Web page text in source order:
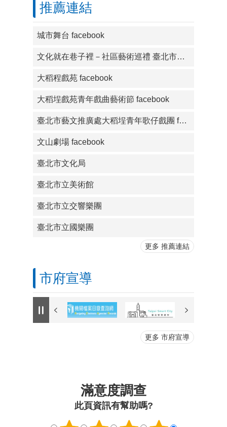
推薦連結
城市舞台 facebook
文化就在巷子裡－社區藝術巡禮 臺北市藝文推廣處主辦 facebook
大稻程戲苑 facebook
大稻埕戲苑青年戲曲藝術節 facebook
臺北市藝文推廣處大稻埕青年歌仔戲團 facebook
文山劇場 facebook
臺北市文化局
臺北市立美術館
臺北市立交響樂團
臺北市立國樂團
更多 推薦連結
市府宣導
更多 市府宣導
滿意度調查
此頁資訊有幫助嗎?